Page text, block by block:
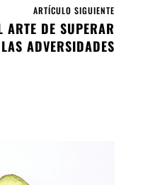
ARTÍCULO SIGUIENTE
DE SUPERAR
LAS ADVERSIDADES